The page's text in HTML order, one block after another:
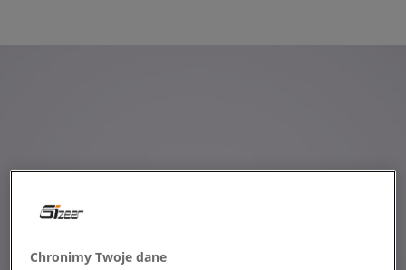
Chronimy Twoje dane